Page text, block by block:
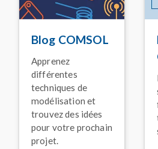
ARTICLE
tension
les
de
Version
Blog COMSOL
Apprenez
différentes
techniques de
modélisation et
trouvez des idées
pour votre prochain
projet.